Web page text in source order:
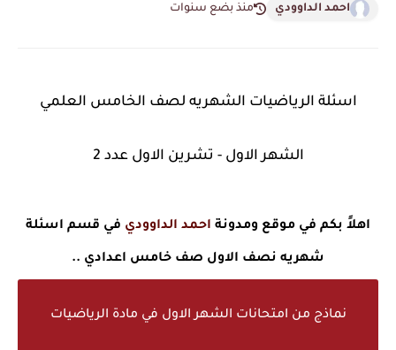
احمد الداوودي منذ بضع سنوات
اسئلة الرياضيات الشهريه لصف الخامس العلمي
الشهر الاول - تشرين الاول عدد 2
اهلاً بكم في موقع ومدونة احمد الداوودي في قسم اسئلة
شهريه نصف الاول صف خامس اعدادي ..
نماذج من امتحانات الشهر الاول في مادة الرياضيات